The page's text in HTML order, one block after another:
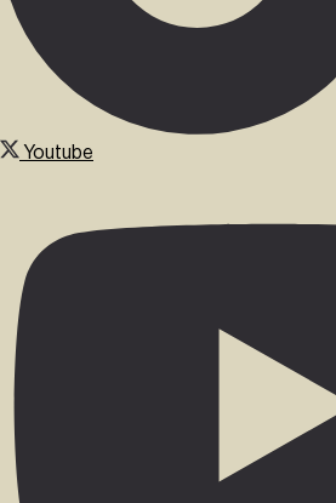
Youtube